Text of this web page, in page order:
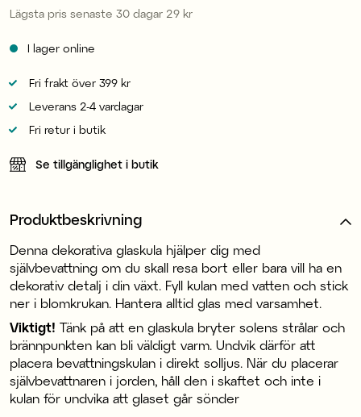
SE / SEK
Lägsta pris senaste 30 dagar Pris:
29 kr
I lager online
Fri frakt över 399 kr
Leverans 2-4 vardagar
Fri retur i butik
Se tillgänglighet i butik
Produktbeskrivning
Denna dekorativa glaskula hjälper dig med
självbevattning om du skall resa bort eller bara vill ha en
dekorativ detalj i din växt. Fyll kulan med vatten och stick
ner i blomkrukan. Hantera alltid glas med varsamhet.
Viktigt! Tänk på att en glaskula bryter solens strålar och
brännpunkten kan bli väldigt varm. Undvik därför att
placera bevattningskulan i direkt solljus. När du placerar
självbevattnaren i jorden, håll den i skaftet och inte i
kulan för undvika att glaset går sönder